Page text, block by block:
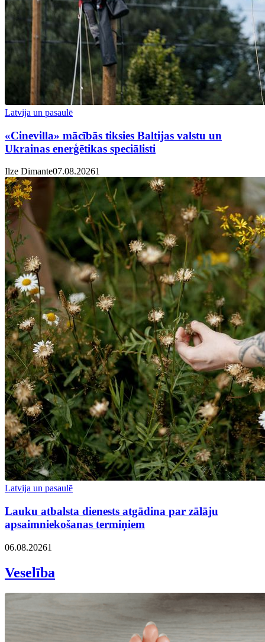
Latvija un pasaulē
«Cinevilla» mācībās tiksies Baltijas valstu un
Ukrainas enerģētikas speciālisti
Ilze Dimante07.08.20261
Latvija un pasaulē
Lauku atbalsta dienests atgādina par zālāju
apsaimniekošanas termiņiem
06.08.20261
Veselība